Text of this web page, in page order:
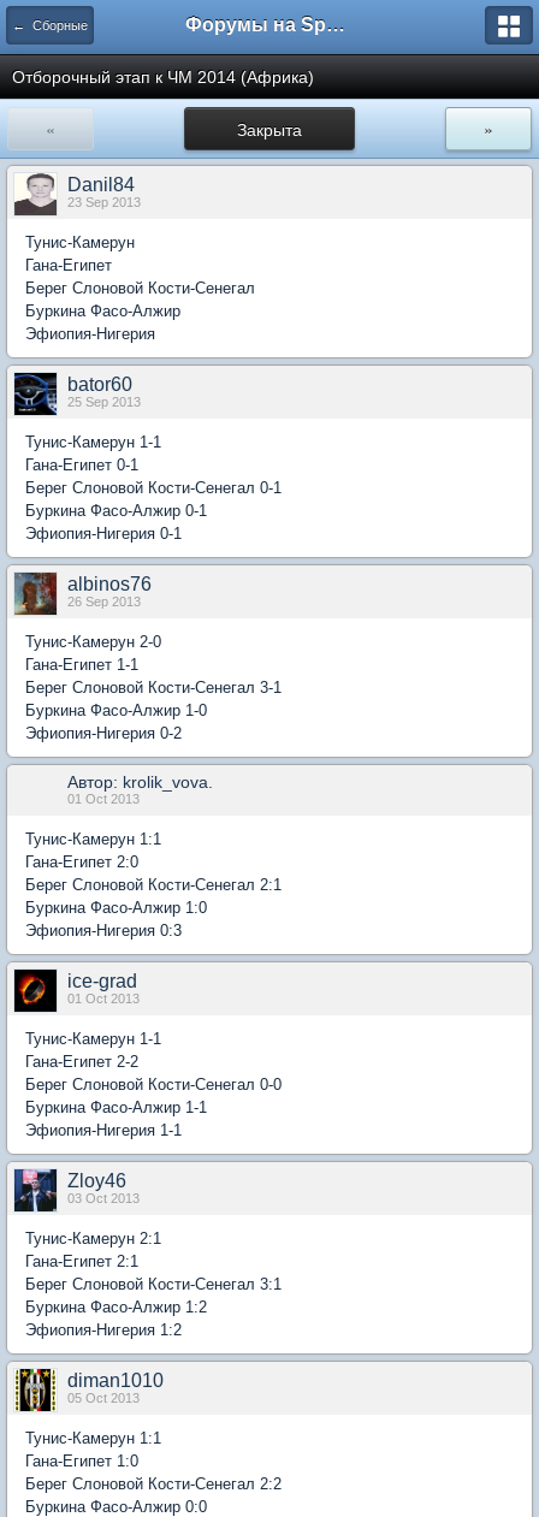
← Сборные Форумы на Sportbox.ru
Отборочный этап к ЧМ 2014 (Африка)
Закрыта
« »
Danil84
23 Sep 2013
Тунис-Камерун
Гана-Египет
Берег Слоновой Кости-Сенегал
Буркина Фасо-Алжир
Эфиопия-Нигерия
bator60
25 Sep 2013
Тунис-Камерун 1-1
Гана-Египет 0-1
Берег Слоновой Кости-Сенегал 0-1
Буркина Фасо-Алжир 0-1
Эфиопия-Нигерия 0-1
albinos76
26 Sep 2013
Тунис-Камерун 2-0
Гана-Египет 1-1
Берег Слоновой Кости-Сенегал 3-1
Буркина Фасо-Алжир 1-0
Эфиопия-Нигерия 0-2
Автор: krolik_vova.
01 Oct 2013
Тунис-Камерун 1:1
Гана-Египет 2:0
Берег Слоновой Кости-Сенегал 2:1
Буркина Фасо-Алжир 1:0
Эфиопия-Нигерия 0:3
ice-grad
01 Oct 2013
Тунис-Камерун 1-1
Гана-Египет 2-2
Берег Слоновой Кости-Сенегал 0-0
Буркина Фасо-Алжир 1-1
Эфиопия-Нигерия 1-1
Zloy46
03 Oct 2013
Тунис-Камерун 2:1
Гана-Египет 2:1
Берег Слоновой Кости-Сенегал 3:1
Буркина Фасо-Алжир 1:2
Эфиопия-Нигерия 1:2
diman1010
05 Oct 2013
Тунис-Камерун 1:1
Гана-Египет 1:0
Берег Слоновой Кости-Сенегал 2:2
Буркина Фасо-Алжир 0:0